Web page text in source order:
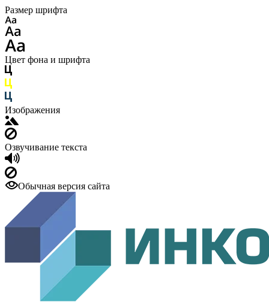
Размер шрифта
Цвет фона и шрифта
Изображения
Озвучивание текста
Обычная версия сайта